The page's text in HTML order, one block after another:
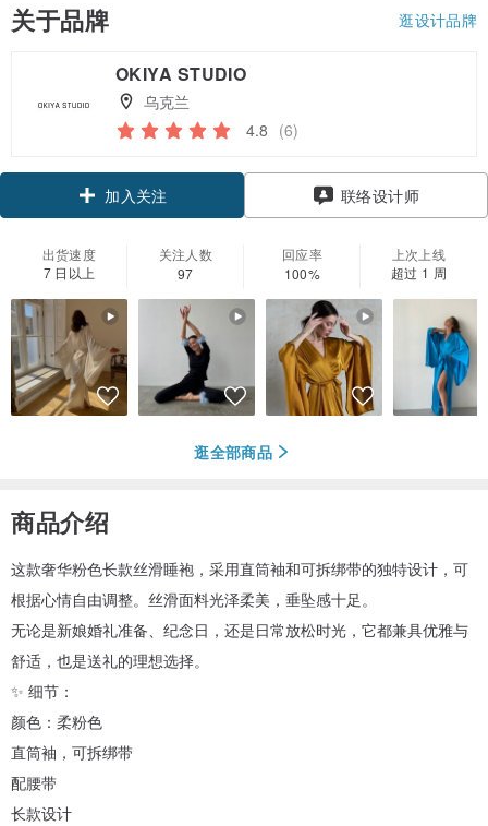
关于品牌 逛设计品牌
OKIYA STUDIO
乌克兰
4.8 (6)
联络设计师
出货速度
7 日以上
关注人数
97
回应率
100%
上次上线
超过 1 周
逛全部商品
商品介绍
这款奢华粉色长款丝滑睡袍，采用直筒袖和可拆绑带的独特设计，可
根据心情自由调整。丝滑面料光泽柔美，垂坠感十足。
无论是新娘婚礼准备、纪念日，还是日常放松时光，它都兼具优雅与
舒适，也是送礼的理想选择。
✨ 细节：
颜色：柔粉色
直筒袖，可拆绑带
配腰带
长款设计